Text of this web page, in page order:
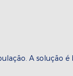
A solução é